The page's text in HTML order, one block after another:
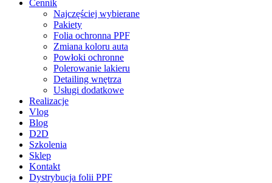
Cennik
Najczęściej wybierane
Pakiety
Folia ochronna PPF
Zmiana koloru auta
Powłoki ochronne
Polerowanie lakieru
Detailing wnętrza
Usługi dodatkowe
Realizacje
Vlog
Blog
D2D
Szkolenia
Sklep
Kontakt
Dystrybucja folii PPF